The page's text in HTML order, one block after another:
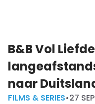
B&B Vol
naar
FILMS & SERIES•27